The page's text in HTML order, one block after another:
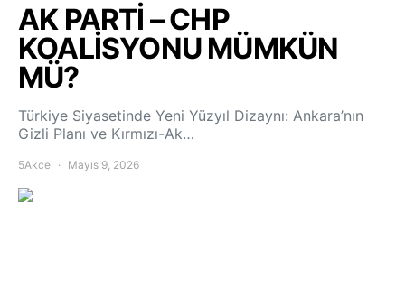
AK PARTİ – CHP
KOALİSYONU MÜMKÜN
MÜ?
Türkiye Siyasetinde Yeni Yüzyıl Dizaynı: Ankara’nın
Gizli Planı ve Kırmızı-Ak…
5Akce Mayıs 9, 2026